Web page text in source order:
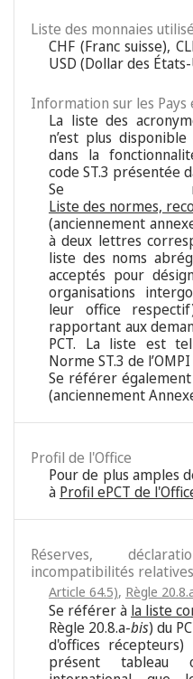
Liste des monnaies
CHF (Franc suisse),
USD (Dollar des
Information sur les Pays
La liste des
n’est plus
dans la
code ST.3 présentée
Se
Liste des normes,
(anciennement
à deux lettres
liste des noms
acceptés pour
organisations
leur office
rapportant aux
PCT. La liste est
Norme ST.3 de l’OMPI
Se référer
(anciennement
Profil de l'Office
Pour de plus amples
à Profil ePCT de
Réserves,
incompatibilités relatives
Article 64.5), Règle
Se référer à la liste
Règle 20.8.a-bis) du
d'offices
présent tableau